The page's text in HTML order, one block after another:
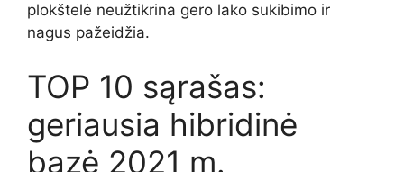
plokštelė neužtikrina gero lako sukibimo ir
nagus pažeidžia.
TOP 10 sąrašas:
geriausia hibridinė
bazė 2021 m.